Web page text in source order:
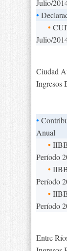
Julio/
•
•
Julio/
Ciudad
Ingresos
•
Anual
•
Período
•
Período
•
Período
Entre